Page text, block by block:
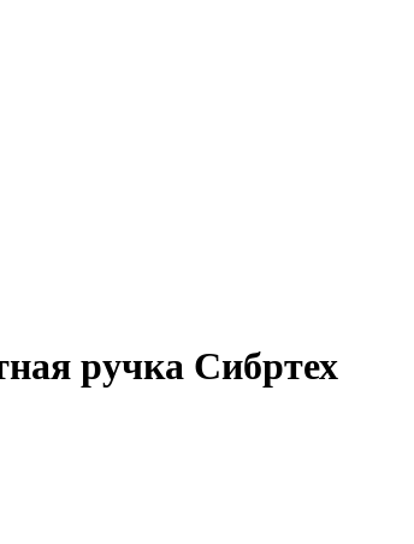
ручка Сибртех